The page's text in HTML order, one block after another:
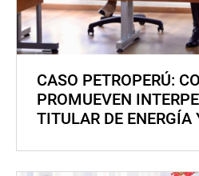
CASO PETROPERÚ:
PROMUEVEN
TITULAR DE